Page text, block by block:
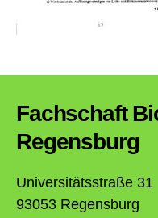
Fachschaft
Regensburg
Universitätsstraße 31
93053 Regensburg